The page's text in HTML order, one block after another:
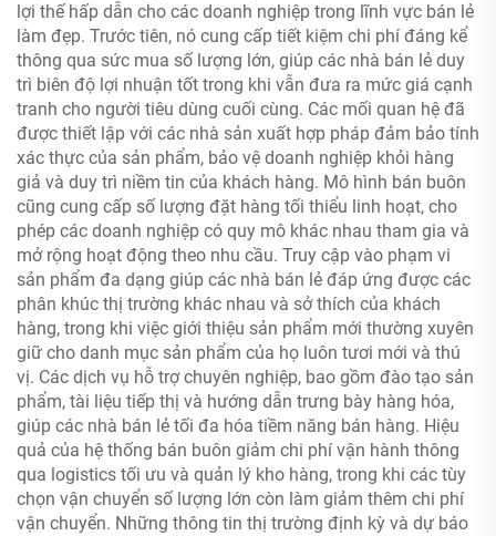
lợi thế hấp dẫn cho các doanh nghiệp trong lĩnh vực bán lẻ
làm đẹp. Trước tiên, nó cung cấp tiết kiệm chi phí đáng kể
thông qua sức mua số lượng lớn, giúp các nhà bán lẻ duy
trì biên độ lợi nhuận tốt trong khi vẫn đưa ra mức giá cạnh
tranh cho người tiêu dùng cuối cùng. Các mối quan hệ đã
được thiết lập với các nhà sản xuất hợp pháp đảm bảo tính
xác thực của sản phẩm, bảo vệ doanh nghiệp khỏi hàng
giả và duy trì niềm tin của khách hàng. Mô hình bán buôn
cũng cung cấp số lượng đặt hàng tối thiểu linh hoạt, cho
phép các doanh nghiệp có quy mô khác nhau tham gia và
mở rộng hoạt động theo nhu cầu. Truy cập vào phạm vi
sản phẩm đa dạng giúp các nhà bán lẻ đáp ứng được các
phân khúc thị trường khác nhau và sở thích của khách
hàng, trong khi việc giới thiệu sản phẩm mới thường xuyên
giữ cho danh mục sản phẩm của họ luôn tươi mới và thú
vị. Các dịch vụ hỗ trợ chuyên nghiệp, bao gồm đào tạo sản
phẩm, tài liệu tiếp thị và hướng dẫn trưng bày hàng hóa,
giúp các nhà bán lẻ tối đa hóa tiềm năng bán hàng. Hiệu
quả của hệ thống bán buôn giảm chi phí vận hành thông
qua logistics tối ưu và quản lý kho hàng, trong khi các tùy
chọn vận chuyển số lượng lớn còn làm giảm thêm chi phí
vận chuyển. Những thông tin thị trường định kỳ và dự báo